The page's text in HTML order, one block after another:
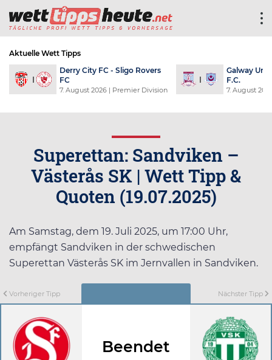
Aktuelle Wett Tipps
Shamrock Rovers FC - Dundalk
FC
7. August 2026 | Premier Division 8.
Superettan: Sandviken –
Västerås SK | Wett Tipp &
Quoten (19.07.2025)
Am Samstag, dem 19. Juli 2025, um 17:00 Uhr,
empfängt Sandviken in der schwedischen
Superettan Västerås SK im Jernvallen in Sandviken.
Vorheriger Tipp Nächster Tipp
Beendet